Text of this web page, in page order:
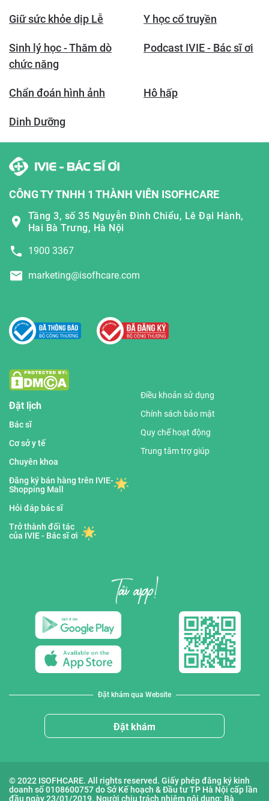
Giữ sức khỏe dịp Lễ Y học cổ truyền
Sinh lý học - Thăm dò
chức năng
Podcast IVIE - Bác sĩ ơi
Chẩn đoán hình ảnh Hô hấp
Dinh Dưỡng
CÔNG TY TNHH 1 THÀNH VIÊN ISOFHCARE
Tầng 3, số 35 Nguyễn Đình Chiểu, Lê Đại Hành,
Hai Bà Trưng, Hà Nội
1900 3367
marketing@isofhcare.com
Đặt lịch
Bác sĩ
Cơ sở y tế
Chuyên khoa
Đăng ký bán hàng trên IVIE-
Shopping Mall
Hỏi đáp bác sĩ
Trở thành đối tác
của IVIE - Bác sĩ ơi
Điều khoản sử dụng
Chính sách bảo mật
Quy chế hoạt động
Trung tâm trợ giúp
Đặt khám qua Website
Đặt khám
© 2022 ISOFHCARE. All rights reserved. Giấy phép đăng ký kinh
doanh số 0108600757 do Sở Kế hoạch & Đầu tư TP Hà Nội cấp lần
đầu ngày 23/01/2019. Người chịu trách nhiệm nội dung: Bà